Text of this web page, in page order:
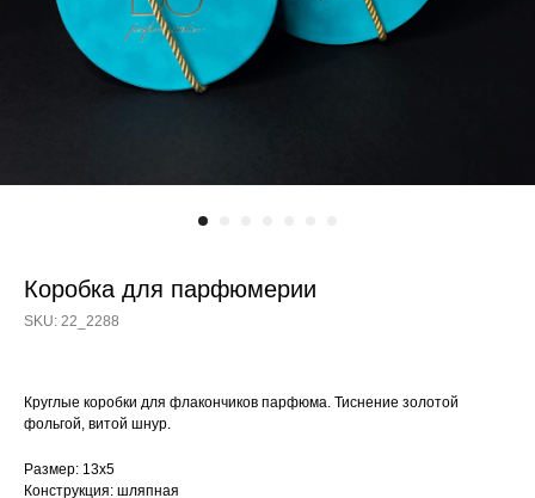
Коробка для парфюмерии
SKU: 22_2288
Круглые коробки для флакончиков парфюма. Тиснение золотой
фольгой, витой шнур.
Размер: 13х5
Конструкция: шляпная